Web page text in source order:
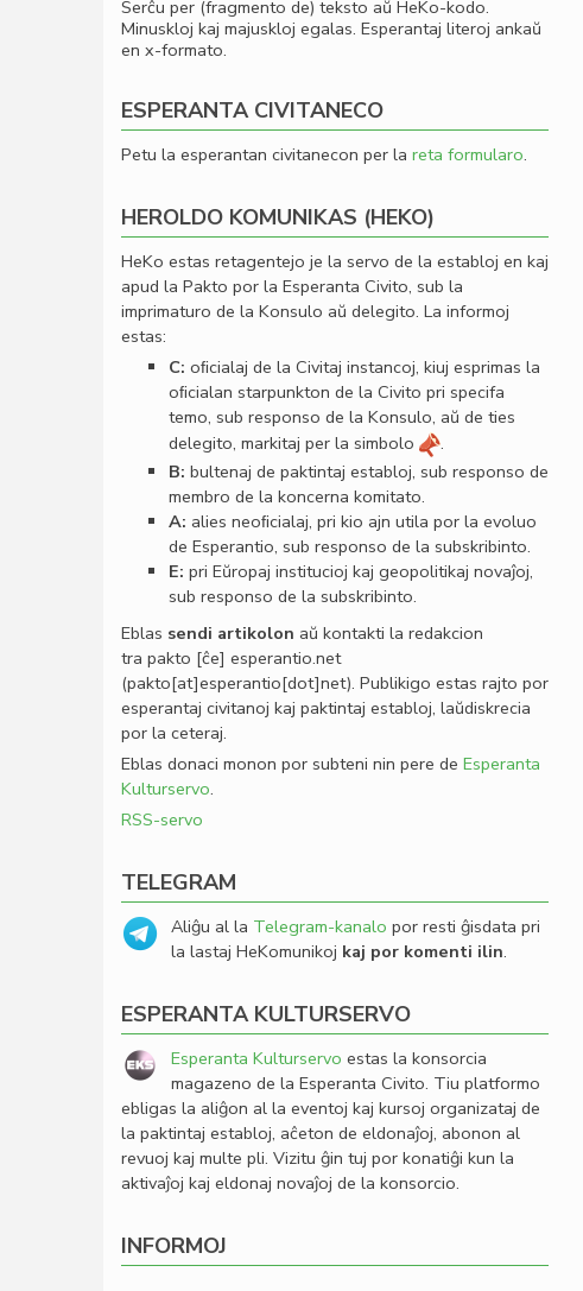
Serĉu per (fragmento de) teksto aŭ HeKo-kodo.
Minuskloj kaj majuskloj egalas. Esperantaj literoj ankaŭ
en x-formato.
ESPERANTA CIVITANECO
Petu la esperantan civitanecon per la reta formularo.
HEROLDO KOMUNIKAS (HEKO)
HeKo estas retagentejo je la servo de la establoj en kaj
apud la Pakto por la Esperanta Civito, sub la
imprimaturo de la Konsulo aŭ delegito. La informoj
estas:
C: oﬁcialaj de la Civitaj instancoj, kiuj esprimas la
oﬁcialan starpunkton de la Civito pri specifa
temo, sub responso de la Konsulo, aŭ de ties
delegito, markitaj per la simbolo
.
B: bultenaj de paktintaj establoj, sub responso de
membro de la koncerna komitato.
A: alies neoﬁcialaj, pri kio ajn utila por la evoluo
de Esperantio, sub responso de la subskribinto.
E: pri Eŭropaj institucioj kaj geopolitikaj novaĵoj,
sub responso de la subskribinto.
Eblas sendi artikolon aŭ kontakti la redakcion
tra pakto [ĉe] esperantio.net
(pakto[at]esperantio[dot]net). Publikigo estas rajto por
esperantaj civitanoj kaj paktintaj establoj, laŭdiskrecia
por la ceteraj.
Eblas donaci monon por subteni nin pere de Esperanta
Kulturservo.
RSS-servo
TELEGRAM
Aliĝu al la Telegram-kanalo por resti ĝisdata pri
la lastaj HeKomunikoj kaj por komenti ilin.
ESPERANTA KULTURSERVO
Esperanta Kulturservo estas la konsorcia
magazeno de la Esperanta Civito. Tiu platformo
ebligas la aliĝon al la eventoj kaj kursoj organizataj de
la paktintaj establoj, aĉeton de eldonaĵoj, abonon al
revuoj kaj multe pli. Vizitu ĝin tuj por konatiĝi kun la
aktivaĵoj kaj eldonaj novaĵoj de la konsorcio.
INFORMOJ